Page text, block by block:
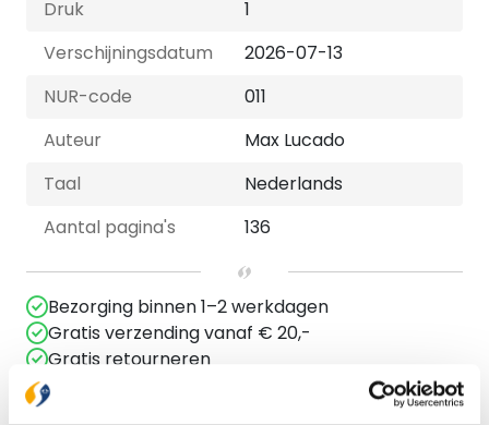
Druk
1
Verschijningsdatum
2026-07-13
NUR-code
011
Auteur
Max Lucado
Taal
Nederlands
Aantal pagina's
136
Bezorging binnen 1–2 werkdagen
Gratis verzending vanaf € 20,-
Gratis retourneren